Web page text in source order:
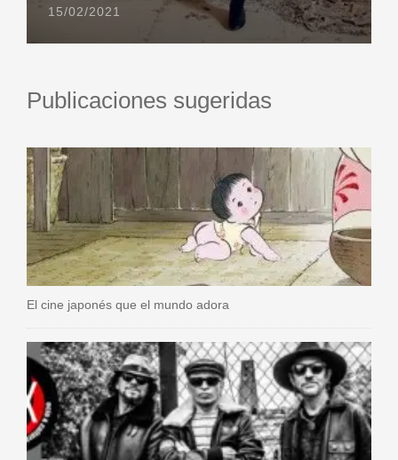
15/02/2021
Publicaciones sugeridas
El cine japonés que el mundo adora